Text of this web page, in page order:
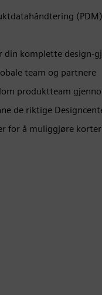
komplette design-
team og partnere
produktteam
de riktige
for å muliggjøre